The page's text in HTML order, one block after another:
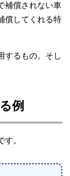
補償されない車
償してくれる特
するもの。そし
例
。